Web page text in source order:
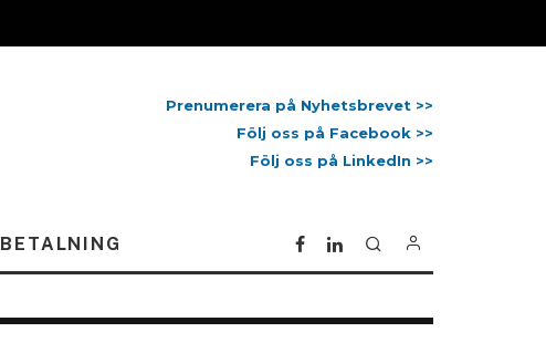
Prenumerera på Nyhetsbrevet >>
Följ oss på Facebook >>
Följ oss på LinkedIn >>
BETALNING